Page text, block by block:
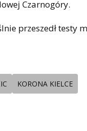
Czarnogóry.
przeszedł testy
KORONA KIELCE